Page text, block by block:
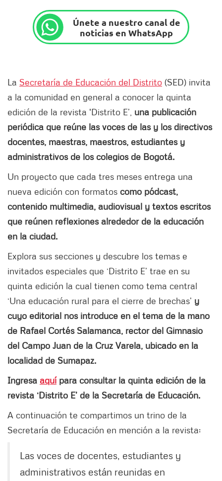
Únete a nuestro canal de
noticias en WhatsApp
La Secretaría de Educación del Distrito (SED) invita
a la comunidad en general a conocer la quinta
edición de la revista 'Distrito E’, una publicación
periódica que reúne las voces de las y los directivos
docentes, maestras, maestros, estudiantes y
administrativos de los colegios de Bogotá.
Un proyecto que cada tres meses entrega una
nueva edición con formatos como pódcast,
contenido multimedia, audiovisual y textos escritos
que reúnen reflexiones alrededor de la educación
en la ciudad.
Explora sus secciones y descubre los temas e
invitados especiales que ‘Distrito E’ trae en su
quinta edición la cual tienen como tema central
‘Una educación rural para el cierre de brechas’ y
cuyo editorial nos introduce en el tema de la mano
de Rafael Cortés Salamanca, rector del Gimnasio
del Campo Juan de la Cruz Varela, ubicado en la
localidad de Sumapaz.
Ingresa aquípara consultar la quinta edición de la
revista ‘Distrito E’ de la Secretaría de Educación.
A continuación te compartimos un trino de la
Secretaría de Educación en mención a la revista:
Las voces de docentes, estudiantes y
administrativos están reunidas en